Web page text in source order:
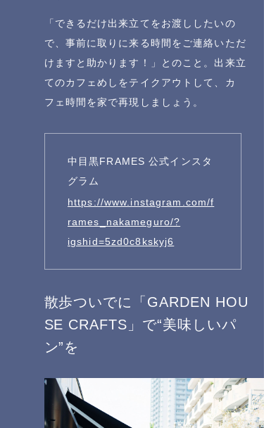
「できるだけ出来立てをお渡ししたいの
で、事前に取りに来る時間をご連絡いただ
けますと助かります！」とのこと。出来立
てのカフェめしをテイクアウトして、カ
フェ時間を家で再現しましょう。
中目黒FRAMES 公式インスタ
グラム
https://www.instagram.com/f
rames_nakameguro/?
igshid=5zd0c8kskyj6
散歩ついでに「GARDEN HOU
SE CRAFTS」で“美味しいパ
ン”を